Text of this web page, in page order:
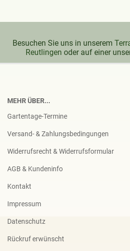
Besuchen Sie uns in unserem
Reutlingen oder auf einer
MEHR ÜBER...
Gartentage-Termine
Versand- & Zahlungsbedingungen
Widerrufsrecht & Widerrufsformular
AGB & Kundeninfo
Kontakt
Impressum
Datenschutz
Rückruf erwünscht